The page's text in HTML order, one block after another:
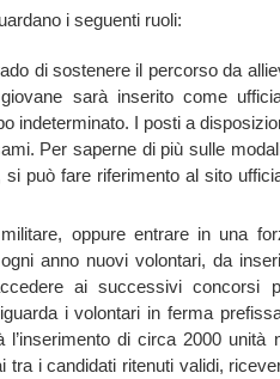
i seguenti ruoli:
di sostenere il percorso da
sarà inserito come
indeterminato. I posti a
Per saperne di più sulle
può fare riferimento al sito
oppure entrare in una
anno nuovi volontari, da
ai successivi concorsi
i volontari in ferma
di circa 2000 unità
i candidati ritenuti validi,